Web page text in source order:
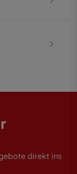
direkt ins